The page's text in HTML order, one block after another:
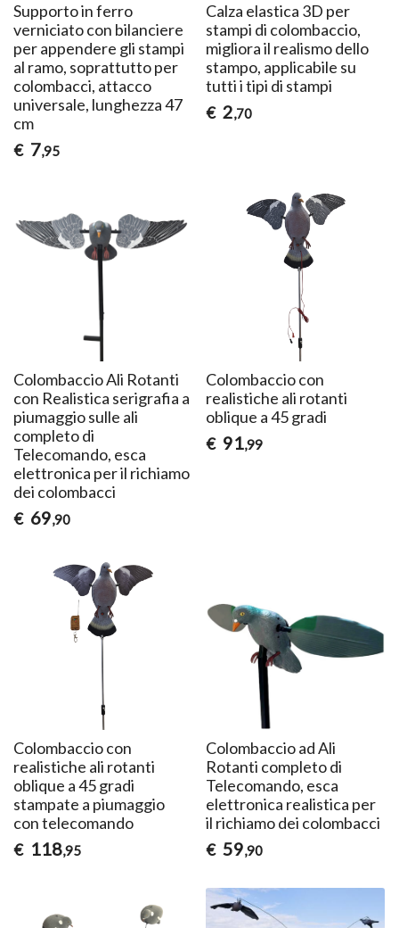
Supporto in ferro
verniciato con bilanciere
per appendere gli stampi
al ramo, soprattutto per
colombacci, attacco
universale, lunghezza 47
cm
€ 7,95
Calza elastica 3D per
stampi di colombaccio,
migliora il realismo dello
stampo, applicabile su
tutti i tipi di stampi
€ 2,70
Colombaccio Ali Rotanti
con Realistica serigrafia a
piumaggio sulle ali
completo di
Telecomando, esca
elettronica per il richiamo
dei colombacci
€ 69,90
Colombaccio con
realistiche ali rotanti
oblique a 45 gradi
€ 91,99
Colombaccio con
realistiche ali rotanti
oblique a 45 gradi
stampate a piumaggio
con telecomando
€ 118,95
Colombaccio ad Ali
Rotanti completo di
Telecomando, esca
elettronica realistica per
il richiamo dei colombacci
€ 59,90